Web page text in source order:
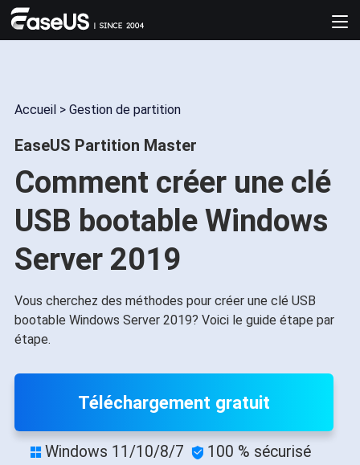
Accueil > Gestion de partition
EaseUS Partition Master
Comment créer une clé
USB bootable Windows
Server 2019
Vous cherchez des méthodes pour créer une clé USB
bootable Windows Server 2019? Voici le guide étape par
étape.
Téléchargement gratuit
 Windows 11/10/8/7  100 % sécurisé